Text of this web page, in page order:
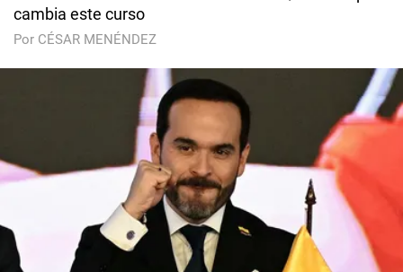
cambia este curso
Por CÉSAR MENÉNDEZ